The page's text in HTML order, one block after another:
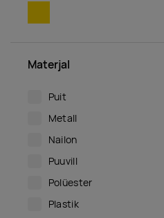
Materjal
Puit
Metall
Nailon
Puuvill
Polüester
Plastik